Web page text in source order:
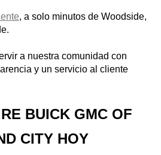
, a solo minutos de Woodside,
a nuestra comunidad con
y un servicio al cliente
BUICK GMC OF
CITY HOY